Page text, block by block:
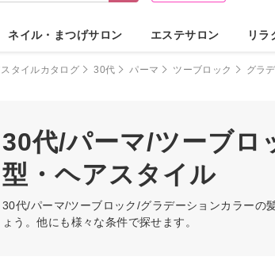
ネイル・まつげサロン エステサロン リラ
タイルカタログ 30代 パーマ ツーブロック グラ
30代/パーマ/ツーブロ
型・ヘアスタイル
30代/パーマ/ツーブロック/グラデーションカラーの
ょう。他にも様々な条件で探せます。